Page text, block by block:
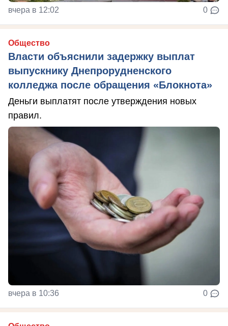
вчера в 12:02 0
Общество
Власти объяснили задержку выплат
выпускнику Днепрорудненского
колледжа после обращения «Блокнота»
Деньги выплатят после утверждения новых
правил.
вчера в 10:36 0